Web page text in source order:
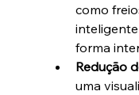
como
forma
Redução
uma